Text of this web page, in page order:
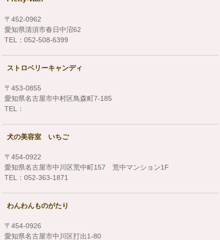
〒452-0962
愛知県清須市春日中沼62
TEL：052-508-6399
ストロベリーキャンディ
〒453-0855
愛知県名古屋市中村区鳥森町7-185
TEL：
犬の美容室 いちご
〒454-0922
愛知県名古屋市中川区荒中町157 荒中マンション1F
TEL：052-363-1871
わんわんものがたり
〒454-0926
愛知県名古屋市中川区打出1-80